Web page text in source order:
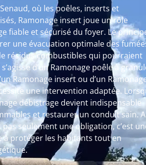
où les poêles, inserts et
Ramonage insert joue un rôle
fiable et sécurisé du foyer. Le
une évacuation optimale des
résidus combustibles qui pourraient
d’un Ramonage poêle à
Ramonage insert ou d’un
une intervention adaptée.
débistrage devient indispensable
et restaurer un conduit sain. A
seulement une obligation, c’est
à protéger les habitants tout en